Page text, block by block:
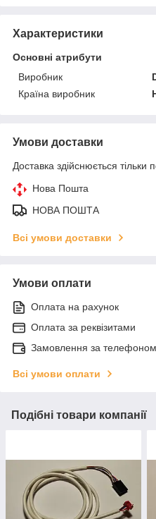
Характеристики
Основні атрибути
Виробник
Країна виробник
Умови доставки
Доставка здійснюється тільки
Нова Пошта
НОВА ПОШТА
Всі умови доставки
Умови оплати
Оплата на рахунок
Оплата за реквізитами
Замовлення за телефоном
Всі умови оплати
Подібні товари компанії